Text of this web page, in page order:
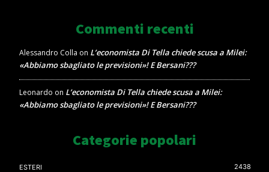
Commenti recenti
Alessandro Colla on L’economista Di Tella chiede scusa a Milei:
«Abbiamo sbagliato le previsioni»! E Bersani???
Leonardo on L’economista Di Tella chiede scusa a Milei:
«Abbiamo sbagliato le previsioni»! E Bersani???
Categorie popolari
ESTERI 2438